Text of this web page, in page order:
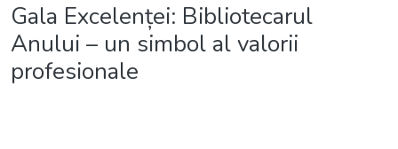
Gala Excelenței: Bibliotecarul
Anului – un simbol al valorii
profesionale